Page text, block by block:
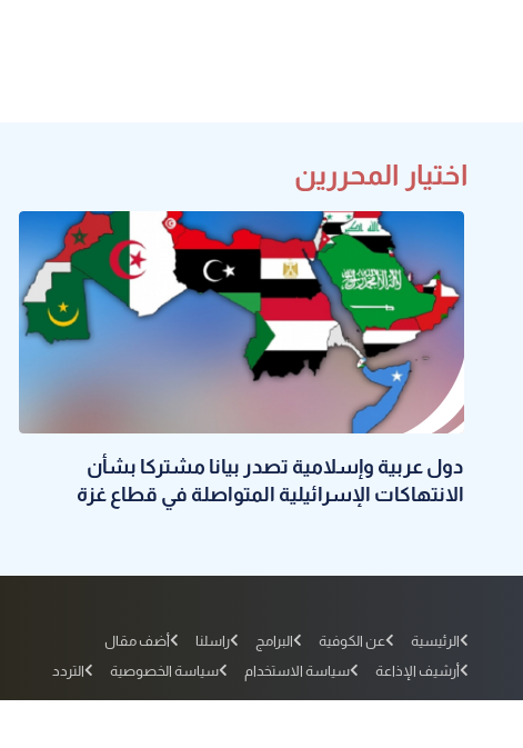
اختيار المحررين
دول عربية وإسلامية تصدر بيانا مشتركا بشأن
الانتهاكات الإسرائيلية المتواصلة في قطاع غزة
الرئيسية عن الكوفية البرامج راسلنا
أضف مقال
أرشيف الإذاعة
سياسة الاستخدام سياسة الخصوصية التردد